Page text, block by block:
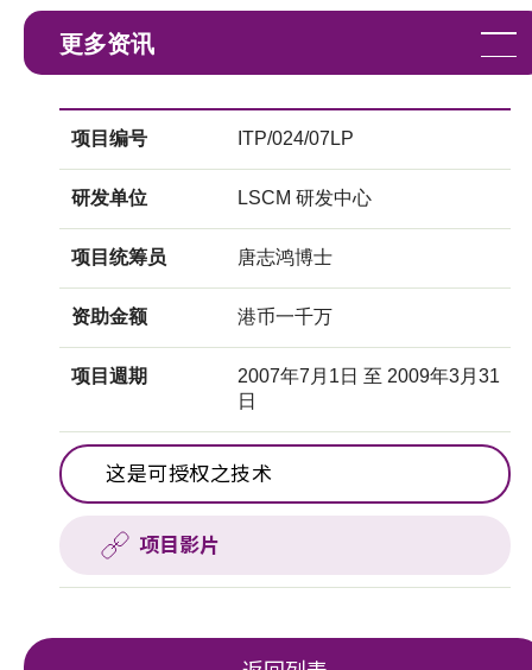
更多资讯
项目编号 ITP/024/07LP
研发单位 LSCM 研发中心
项目统筹员 唐志鸿博士
资助金额 港币一千万
项目週期
2007年7月1日 至 2009年3月31
日
这是可授权之技术
项目影片